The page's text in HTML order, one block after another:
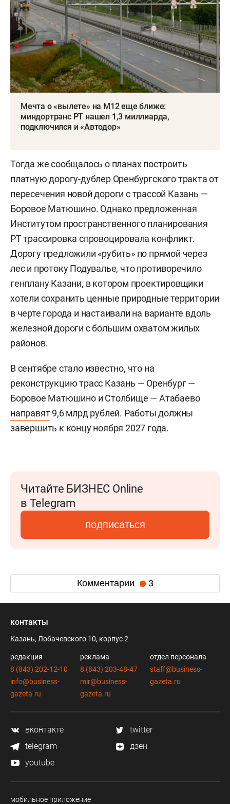
Мечта о «вылете» на М12 еще ближе:
миндортранс РТ нашел 1,3 миллиарда,
подключился и «Автодор»
Тогда же сообщалось о планах построить
платную дорогу-дублер Оренбургского тракта от
пересечения новой дороги с трассой Казань —
Боровое Матюшино. Однако предложенная
Институтом пространственного планирования
РТ трассировка спровоцировала конфликт.
Дорогу предложили «рубить» по прямой через
лес и протоку Подувалье, что противоречило
генплану Казани, в котором проектировщики
хотели сохранить ценные природные территории
в черте города и настаивали на варианте вдоль
железной дороги с бо́льшим охватом жилых
районов.
В сентябре стало известно, что на
реконструкцию трасс Казань — Оренбург —
Боровое Матюшино и Столбище — Атабаево
направят9,6 млрд рублей. Работы должны
завершить к концу ноября 2027 года.
Читайте БИЗНЕС Online
в Telegram
подписаться
Комментарии 3
контакты
Казань, Лобачевского 10, корпус 2
редакция
8 (843) 202-12-10
info@business-
gazeta.ru
реклама
8 (843) 203-48-47
mir@business-
gazeta.ru
отдел персонала
staff@business-
gazeta.ru
вконтакте
twitter
telegram
дзен
youtube
мобильное приложение